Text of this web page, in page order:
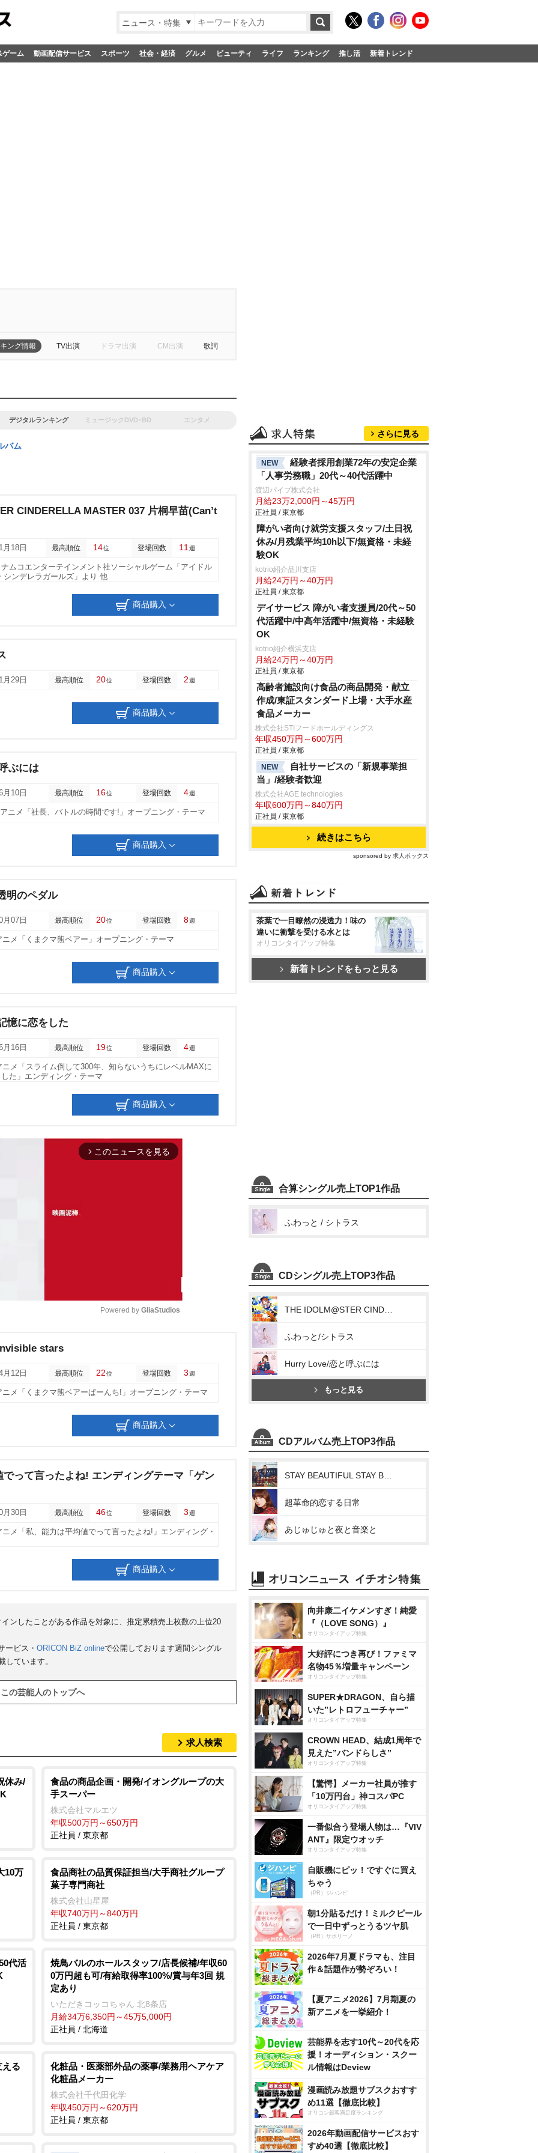
ニュース・特集
ゲーム 動画配信サービス スポーツ 社会・経済 グルメ ビューティ ライフ ランキング 推し活 新着トレンド
ング情報 TV出演 ドラマ出演 CM出演 歌詞
デジタルランキング ミュージックDVD･BD エンタメ
バム
CINDERELLA MASTER 037 片桐早苗(Can’t
月18日 最高順位 14位 登場回数 11 週
ムコエンターテインメント社ソーシャルゲーム「アイドル
シンデレラガールズ」より 他
商品購入
月29日 最高順位 20位 登場回数 2週
商品購入
ぶには
月10日 最高順位 16位 登場回数 4週
ニメ「社長、バトルの時間です!」オープニング・テーマ
商品購入
明のペダル
月07日 最高順位 20位 登場回数 8週
ニメ「くまクマ熊ベアー」オープニング・テーマ
商品購入
憶に恋をした
月16日 最高順位 19位 登場回数 4週
ニメ「スライム倒して300年、知らないうちにレベルMAXに
た」エンディング・テーマ
商品購入
arrow_forward_ios このニュースを見る
e
Powered by GliaStudios
stars
月12日 最高順位 22位 登場回数 3週
ニメ「くまクマ熊ベアーぱーんち!」オープニング・テーマ
商品購入
でって言ったよね! エンディングテーマ「ゲン
月30日 最高順位 46位 登場回数 3週
ニメ「私、能力は平均値でって言ったよね!」エンディング・
商品購入
ンしたことがある作品を対象に、推定累積売上枚数の上位20
ービス・ ORICON BiZ onlineで公開しております週間シングル
しています。
この芸能人のトップへ
求人検索
休み/
食品の商品企画・開発/イオングループの大
手スーパー
株式会社マルエツ
年収500万円～650万円
正社員 / 東京都
10万
食品商社の品質保証担当/大手商社グループ
菓子専門商社
株式会社山星屋
年収740万円～840万円
正社員 / 東京都
代活
焼鳥バルのホールスタッフ/店長候補/年収60
0万円超も可/有給取得率100%/賞与年3回 規
定あり
いただきコッコちゃん 北8条店
月給34万6,350円～45万5,000円
正社員 / 北海道
る
化粧品・医薬部外品の薬事/業務用ヘアケア
化粧品メーカー
株式会社千代田化学
年収450万円～620万円
正社員 / 東京都
さらに見る
NEW
経験者採用創業72年の安定企業
「人事労務職」20代～40代活躍中
渡辺パイプ株式会社
月給23万2,000円～45万円
正社員 / 東京都
障がい者向け就労支援スタッフ/土日祝
休み/月残業平均10h以下/無資格・未経
験OK
kotrio紹介品川支店
月給24万円～40万円
正社員 / 東京都
デイサービス 障がい者支援員/20代～50
代活躍中/中高年活躍中/無資格・未経験
OK
kotrio紹介横浜支店
月給24万円～40万円
正社員 / 東京都
高齢者施設向け食品の商品開発・献立
作成/東証スタンダード上場・大手水産
食品メーカー
株式会社STIフードホールディングス
年収450万円～600万円
正社員 / 東京都
NEW
自社サービスの「新規事業担
当」/経験者歓迎
株式会社AGE technologies
年収600万円～840万円
正社員 / 東京都
続きはこちら
sponsored by 求人ボックス
茶葉で一目瞭然の浸透力！味の
違いに衝撃を受ける水とは
オリコンタイアップ特集
新着トレンドをもっと見る
合算シングル売上TOP1作品
ふわっと / シトラス
CDシングル売上TOP3作品
ふわっと/シトラス
Hurry Love/恋と呼ぶには
もっと見る
CDアルバム売上TOP3作品
超革命的恋する日常
あじゅじゅと夜と音楽と
向井康二イケメンすぎ！純愛
『（LOVE SONG）』
オリコンタイアップ特集
大好評につき再び！ファミマ
名物45％増量キャンペーン
オリコンタイアップ特集
SUPER★DRAGON、自ら描
いた”レトロフューチャー”
オリコンタイアップ特集
CROWN HEAD、結成1周年で
見えた”バンドらしさ”
オリコンタイアップ特集
【驚愕】メーカー社員が推す
「10万円台」神コスパPC
オリコンタイアップ特集
一番似合う登場人物は…『VIV
ANT』限定ウオッチ
オリコンタイアップ特集
自販機にピッ！ですぐに買え
ちゃう
（PR）ジハンピ
朝1分貼るだけ！ミルクピール
で一日中ずっとうるツヤ肌
（PR）サボリーノ
2026年7月夏ドラマも、注目
作＆話題作が勢ぞろい！
【夏アニメ2026】7月期夏の
新アニメを一挙紹介！
芸能界を志す10代～20代を応
援！オーディション・スクー
ル情報はDeview
漫画読み放題サブスクおすす
め11選【徹底比較】
オリコン顧客満足度ランキング
2026年動画配信サービスおす
すめ40選【徹底比較】